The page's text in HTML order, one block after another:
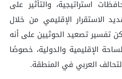
استراتيجية، والتأثير على
الاستقرار الإقليمي من خلال
تفسير تصعيد الحوثيين على أنه
الإقليمية والدولية، خصوصًا
العربي في المنطقة.